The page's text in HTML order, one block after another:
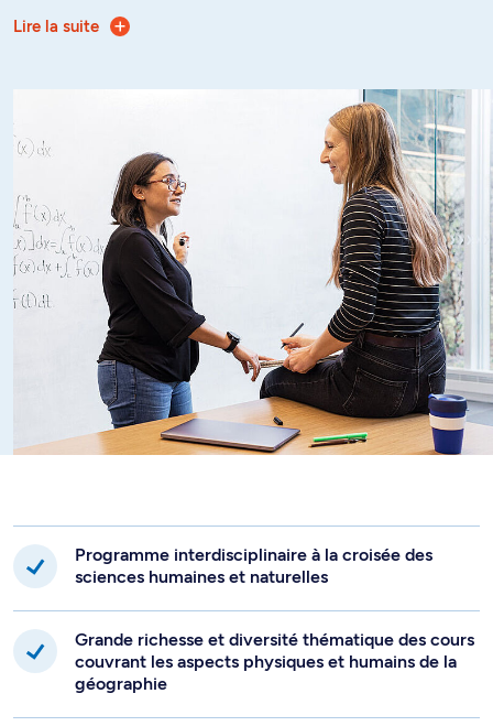
la connaissance dans un champ d'études de pointe en
géographie.
Le doctorat vous offre également la possibilité de
climatiques, les dynamiques urbaines, la gouvernance et la
gestion de l’eau, l’aménagement des forêts, la migration et
la mobilité, le développement international, les risques
naturels, etc.
Lire la suite
Programme interdisciplinaire à la croisée des
sciences humaines et naturelles
Grande richesse et diversité thématique des cours
couvrant les aspects physiques et humains de la
géographie